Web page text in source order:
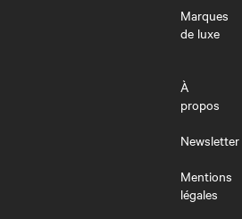
Marques
de luxe
À
propos
Newsletter
Mentions
légales